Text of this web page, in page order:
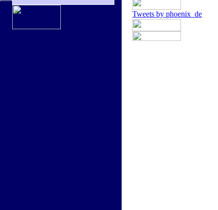
Tweets by phoenix_de